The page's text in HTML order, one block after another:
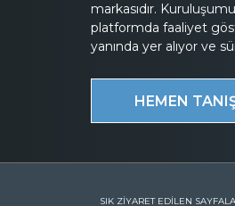
markasıdır.
platformda faaliyet
yanında yer alıyor ve
HEMEN
SIK ZİYARET EDİLEN